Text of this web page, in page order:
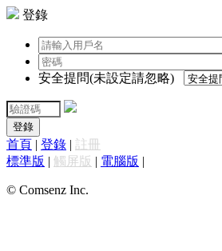
登錄
安全提問(未設定請忽略)
登錄
首頁 | 登錄 | 註冊
標準版 | 觸屏版 | 電腦版 |
© Comsenz Inc.